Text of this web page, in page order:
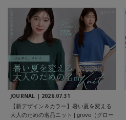
JOURNAL | 2026.07.31
【新デザイン＆カラー】暑い夏を変える
大人のための名品ニット | grove（グロー